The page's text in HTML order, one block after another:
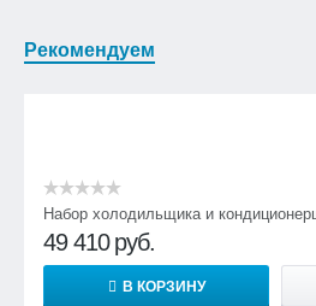
Рекомендуем
Набор холодильщика и
49 410 руб.
В КОРЗИНУ